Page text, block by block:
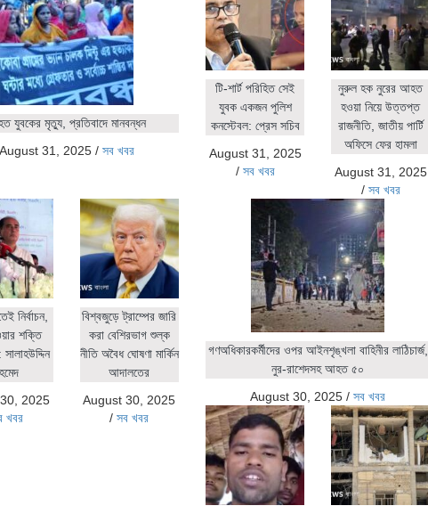
যুবকের মৃত্যু, প্রতিবাদে মানবন্ধন
August 31, 2025/ সব খবর
টি-শার্ট পরিহিত সেই
যুবক একজন পুলিশ
কনস্টেবল: প্রেস সচিব
August 31, 2025
/ সব খবর
নুরুল হক নুরের আহত
হওয়া নিয়ে উত্তপ্ত
রাজনীতি, জাতীয় পার্টি
অফিসে ফের হামলা
August 31, 2025
/ সব খবর
নির্বাচন,
শক্তি
2025
খবর
বিশ্বজুড়ে ট্রাম্পের জারি
করা বেশিরভাগ শুল্ক
নীতি অবৈধ ঘোষণা মার্কিন
আদালতের
August 30, 2025
/সব খবর
গণঅধিকারকর্মীদের ওপর আইনশৃঙ্খলা বাহিনীর লাঠিচার্জ,
নুর-রাশেদসহ আহত ৫০
August 30, 2025 /সব খবর